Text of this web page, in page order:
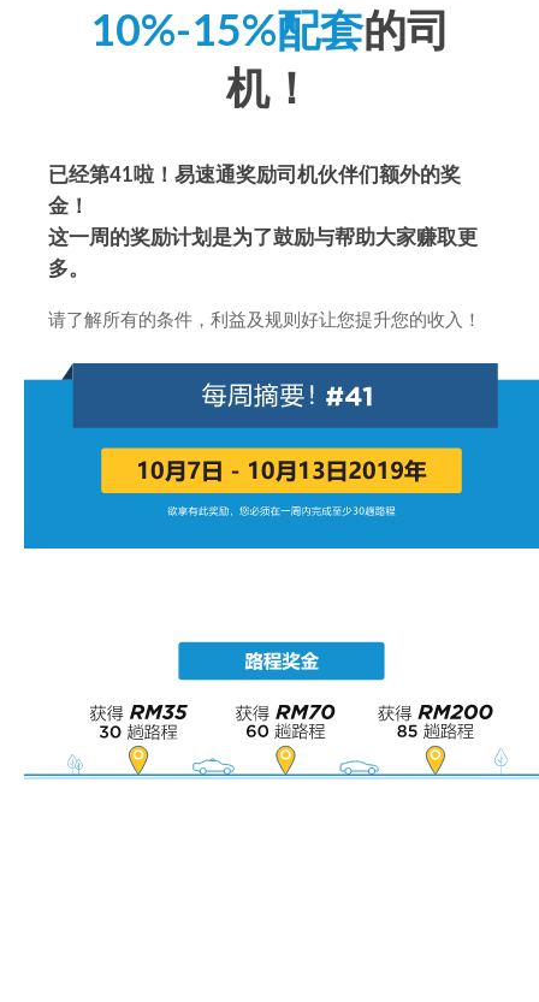
10%-15%配套的司
机！
已经第41啦！易速通奖励司机伙伴们额外的奖
金！
这一周的奖励计划是为了鼓励与帮助大家赚取更
多。
请了解所有的条件，利益及规则好让您提升您的收入！